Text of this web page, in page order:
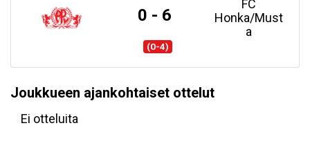
0 - 6
FC
Honka/Must
a
(0-4)
Joukkueen ajankohtaiset ottelut
Ei otteluita